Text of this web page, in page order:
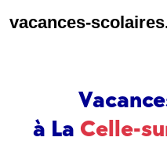
vacances-
à La Celle-